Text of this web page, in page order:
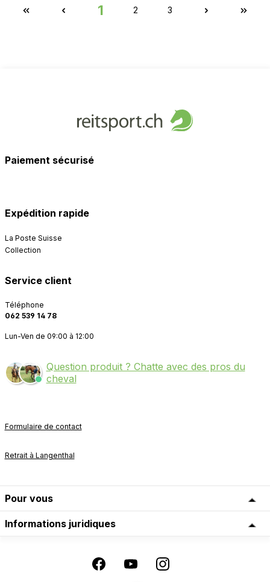
1 2 3
Paiement sécurisé
Expédition rapide
La Poste Suisse
Collection
Service client
Téléphone
062 539 14 78
Lun-Ven de 09:00 à 12:00
Question produit ? Chatte avec des pros du
cheval
Formulaire de contact
Retrait à Langenthal
Pour vous
Informations juridiques